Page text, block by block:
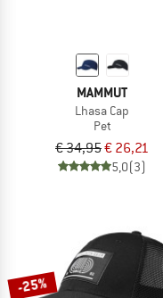
MAMMUT
Lhasa Cap
Pet
€ 34,95€ 26,21
5,0(3)
-25%